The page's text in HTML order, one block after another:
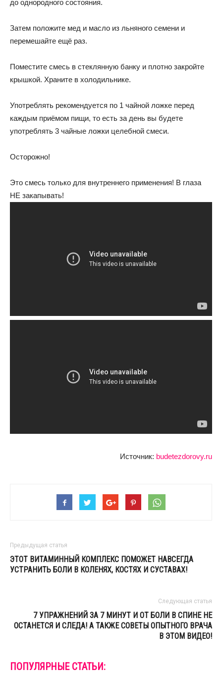
до однородного состояния.
Затем положите мед и масло из льняного семени и
перемешайте ещё раз.
Поместите смесь в стеклянную банку и плотно закройте
крышкой. Храните в холодильнике.
Употреблять рекомендуется по 1 чайной ложке перед
каждым приёмом пищи, то есть за день вы будете
употреблять 3 чайные ложки целебной смеси.
Осторожно!
Это смесь только для внутреннего применения! В глаза
НЕ закапывать!
Источник: budetezdorovy.ru
Предыдущая статья
ЭТОТ ВИТАМИННЫЙ КОМПЛЕКС ПОМОЖЕТ НАВСЕГДА
УСТРАНИТЬ БОЛИ В КОЛЕНЯХ, КОСТЯХ И СУСТАВАХ!
Следующая статья
7 УПРАЖНЕНИЙ ЗА 7 МИНУТ И ОТ БОЛИ В СПИНЕ НЕ
ОСТАНЕТСЯ И СЛЕДА! А ТАКЖЕ СОВЕТЫ ОПЫТНОГО ВРАЧА
В ЭТОМ ВИДЕО!
ПОПУЛЯРНЫЕ СТАТЬИ: